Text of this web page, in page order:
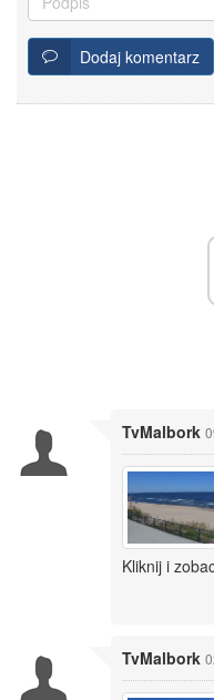
Dodaj komentarz
TvMalbork
Kliknij i
TvMalbork